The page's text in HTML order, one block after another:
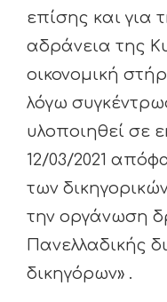
επίσης και για
αδράνεια της
οικονομική
λόγω
υλοποιηθεί σε
12/03/2021
των
την οργάνωση
Πανελλαδικής
δικηγόρων» .